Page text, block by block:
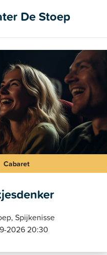
De Stoep
Cabaret
Spijkenisse
2026 20:30